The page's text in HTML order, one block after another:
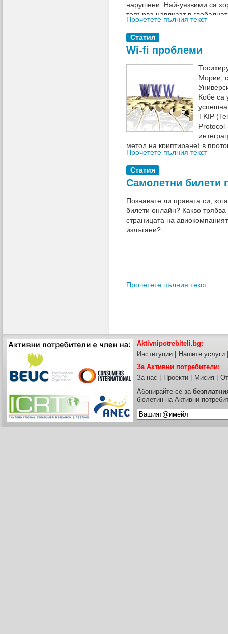
нарушени. Най-уязвими са
тепърва навлизат в
фалшиви интернет страници
кратко, за да направят бързи
Това, че сайтът изглежда
компанията е законна.
Прочетете пълния текст
Статия
Wi-fi проблеми
Мории,
Кобе са
TKIP
Protocol
метод на криптиране) в
Protected Access -
данните за безжична мрежа).
Прочетете пълния текст
Статия
Самолетни билети
Познавате ли правата си,
билети онлайн? Какво
страницата на
излъгани?
Прочетете пълния текст
Aktivnipotrebiteli.bg:
Институции
Нашите услуги
За Активни потребители:
За нас
Проекти Мисия
Абонирайте се за
бюлетин на Активни